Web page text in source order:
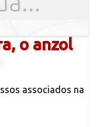
o anzol
associados na